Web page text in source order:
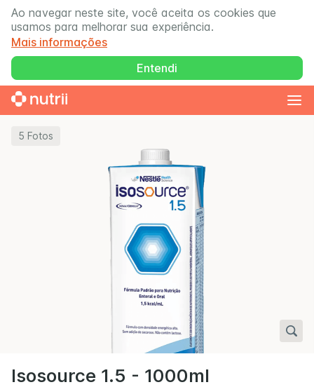
Ao navegar neste site, você aceita os cookies que
usamos para melhorar sua experiência.
Mais informações
Entendi
5 Fotos
Isosource 1.5 - 1000ml